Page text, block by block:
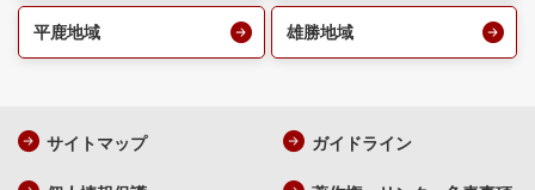
平鹿地域 雄勝地域
サイトマップ ガイドライン